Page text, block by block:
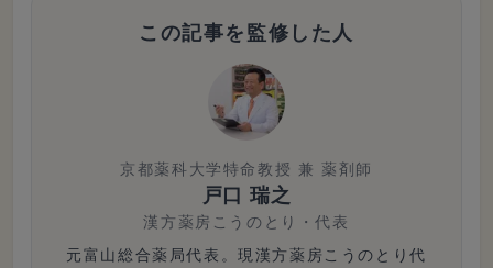
この記事を監修した人
京都薬科大学特命教授 兼 薬剤師
戸口 瑞之
漢方薬房こうのとり ・代表
元富山総合薬局代表。現漢方薬房こうのとり代